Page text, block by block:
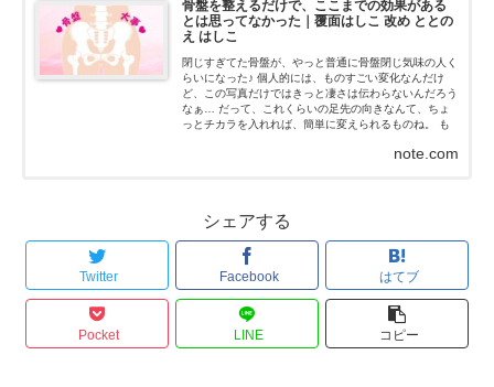
骨盤を整えるだけで、ここまでの効果がある
とは思ってなかった｜覆面はしこ 改め ととの
え はしこ
閉じすぎてた骨盤が、やっと普通に骨盤閉じ気味の人く
らいになった♪ 個人的には、ものすごい変化なんだけ
ど、この写真だけではきっと凄さは伝わらないんだろう
なぁ… だって、これくらいの足先の向きなんて、ちょ
っとチカラを入れれば、簡単に変えられるものね。 も
note.com
シェアする
Twitter Facebook はてブ
Pocket LINE コピー